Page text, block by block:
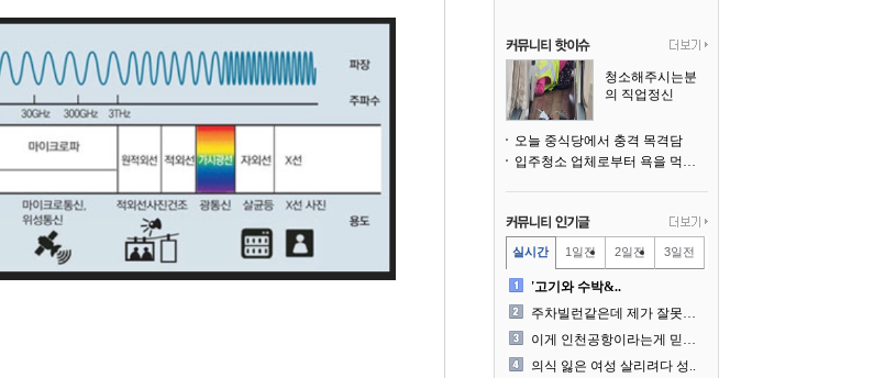
청소해주시는분
의 직업정신
오늘 중식당에서 충격 목격담
입주청소 업체로부터 욕을 먹고 있습니다
실시간 1일전 2일전 3일전
'고기와 수박&..
주차빌런같은데 제가 잘못한건..
이게 인천공항이라는게 믿겨지..
의식 잃은 여성 살리려다 성..